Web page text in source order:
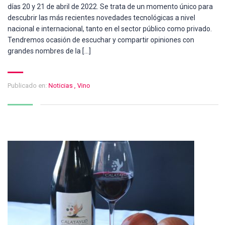
días 20 y 21 de abril de 2022. Se trata de un momento único para
descubrir las más recientes novedades tecnológicas a nivel
nacional e internacional, tanto en el sector público como privado.
Tendremos ocasión de escuchar y compartir opiniones con
grandes nombres de la […]
Publicado en: Noticias , Vino